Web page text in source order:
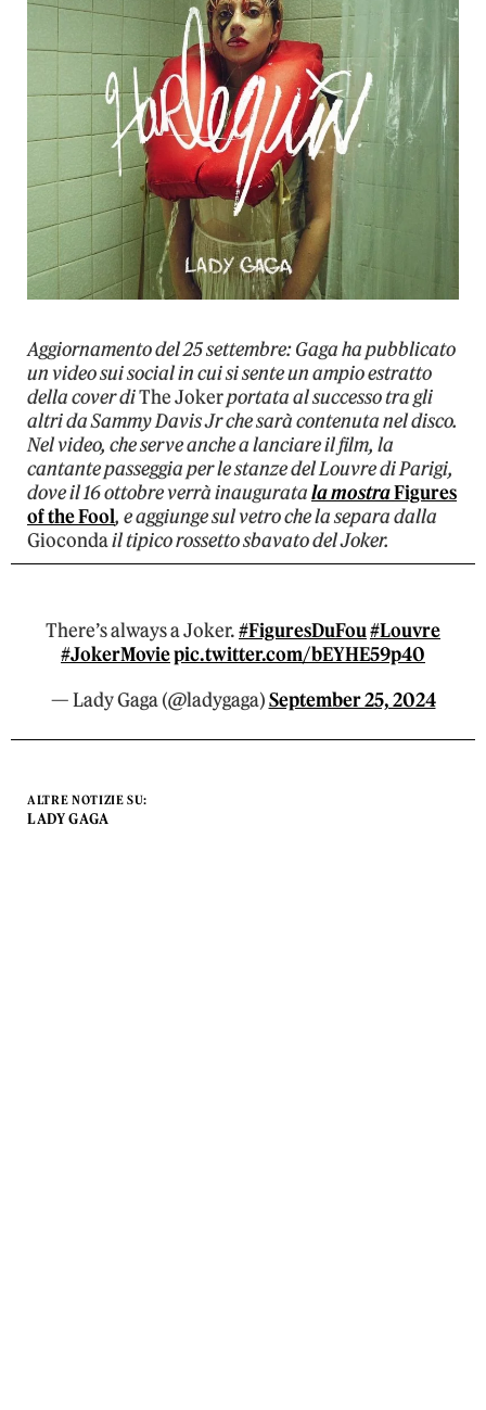
Aggiornamento del 25 settembre: Gaga ha pubblicato
un video sui social in cui si sente un ampio estratto
della cover diThe Jokerportata al successo tra gli
altri da Sammy Davis Jr che sarà contenuta nel disco.
Nel video, che serve anche a lanciare il film, la
cantante passeggia per le stanze del Louvre di Parigi,
dove il 16 ottobre verrà inauguratala mostraFigures
of the Fool, e aggiunge sul vetro che la separa dalla
Giocondail tipico rossetto sbavato del Joker.
There’s always a Joker.#FiguresDuFou#Louvre
#JokerMoviepic.twitter.com/bEYHE59p40
— Lady Gaga (@ladygaga)September 25, 2024
ALTRE NOTIZIE SU:
LADY GAGA